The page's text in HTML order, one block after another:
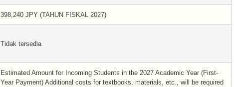
398,240 JPY (TAHUN FISKAL 2027)
Tidak tersedia
Estimated Amount for Incoming Students in the 2027 Academic Year (First-
Year Payment) Additional costs for textbooks, materials, etc., will be required